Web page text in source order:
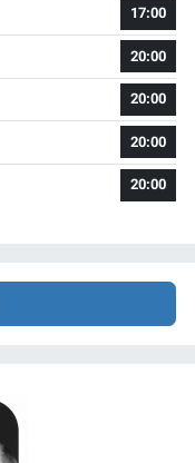
17:00
20:00
20:00
20:00
20:00